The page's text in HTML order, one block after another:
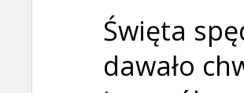
Święta
dawało